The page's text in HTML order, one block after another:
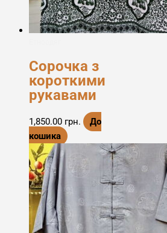
Сорочка з
короткими
рукавами
1,850.00 грн.
До
кошика